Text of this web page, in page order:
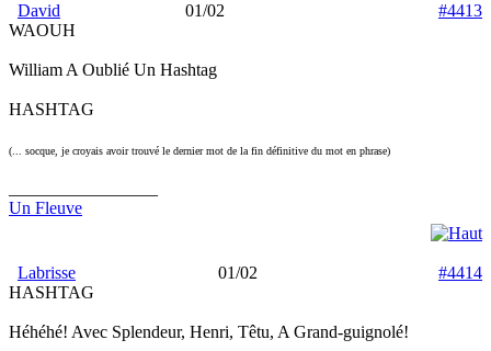
David 01/02
#4413
WAOUH
William A Oublié Un Hashtag
HASHTAG
(... socque, je croyais avoir trouvé le dernier mot de la fin définitive du mot en phrase)
Un Fleuve
Labrisse 01/02
#4414
HASHTAG
Héhéhé! Avec Splendeur, Henri, Têtu, A Grand-guignolé!